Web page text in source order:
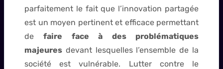
parfaitement le fait que l’innovation partagée
est un moyen pertinent et efficace permettant
defaire face à des problématiques
majeures devant lesquelles l’ensemble de la
société est vulnérable. Lutter contre le